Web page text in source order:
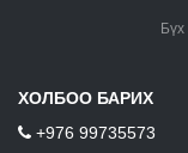
ХОЛБОО БАРИХ
+976 99735573